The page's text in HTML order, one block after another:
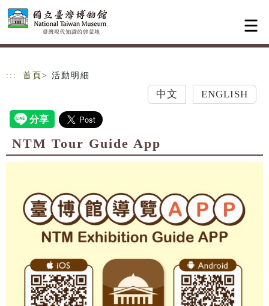
跳到主要內容
網站導覽
::: 首頁 > 活動明細
中文 ENGLISH
NTM Tour Guide App